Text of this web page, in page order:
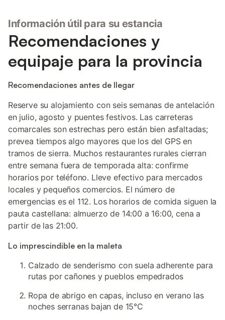
Información útil para su estancia
Recomendaciones y
equipaje para la provincia
Recomendaciones antes de llegar
Reserve su alojamiento con seis semanas de antelación
en julio, agosto y puentes festivos. Las carreteras
comarcales son estrechas pero están bien asfaltadas;
prevea tiempos algo mayores que los del GPS en
tramos de sierra. Muchos restaurantes rurales cierran
entre semana fuera de temporada alta: confirme
horarios por teléfono. Lleve efectivo para mercados
locales y pequeños comercios. El número de
emergencias es el 112. Los horarios de comida siguen la
pauta castellana: almuerzo de 14:00 a 16:00, cena a
partir de las 21:00.
Lo imprescindible en la maleta
Calzado de senderismo con suela adherente para
rutas por cañones y pueblos empedrados
Ropa de abrigo en capas, incluso en verano las
noches serranas bajan de 15°C